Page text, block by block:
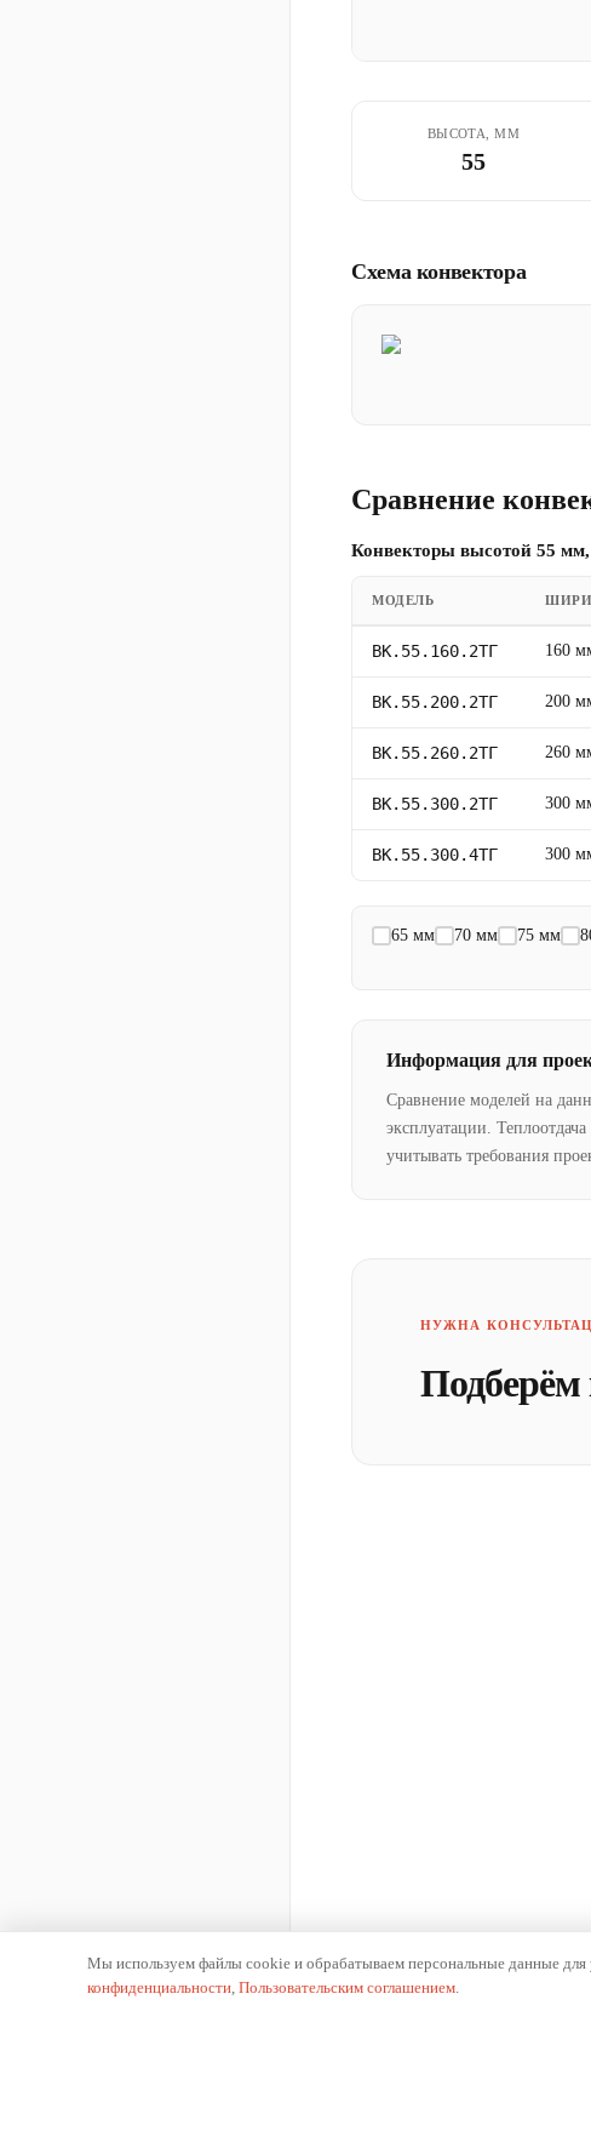
ВЫСОТА, ММ
55
Схема конвектора
Сравнение
Конвекторы высотой 55
МОДЕЛЬ
ВК.55.160.2ТГ 160
ВК.55.200.2ТГ 200
ВК.55.260.2ТГ 260
ВК.55.300.2ТГ 300
ВК.55.300.4ТГ 300
65 мм 70 мм 75 мм
Информация для
Сравнение моделей на
эксплуатации.
учитывать требования
НУЖНА
Подберём
Мы используем файлы cookie и обрабатываем персональные данные для
конфиденциальности, Пользовательским соглашением.